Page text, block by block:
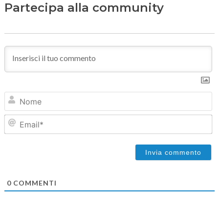
Partecipa alla community
0COMMENTI